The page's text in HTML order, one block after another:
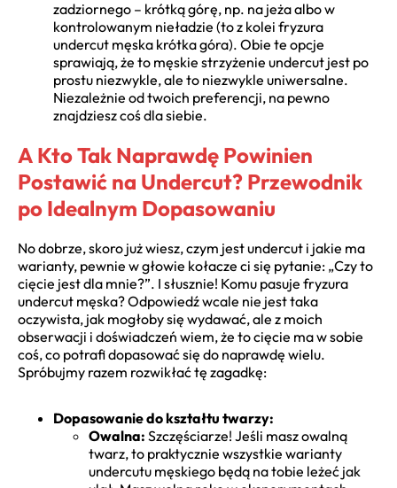
zadziornego – krótką górę, np. na jeża albo w
kontrolowanym nieładzie (to z kolei fryzura
undercut męska krótka góra). Obie te opcje
sprawiają, że to męskie strzyżenie undercut jest po
prostu niezwykle, ale to niezwykle uniwersalne.
Niezależnie od twoich preferencji, na pewno
znajdziesz coś dla siebie.
A Kto Tak Naprawdę Powinien
Postawić na Undercut? Przewodnik
po Idealnym Dopasowaniu
No dobrze, skoro już wiesz, czym jest undercut i jakie ma
warianty, pewnie w głowie kołacze ci się pytanie: „Czy to
cięcie jest dla mnie?”. I słusznie! Komu pasuje fryzura
undercut męska? Odpowiedź wcale nie jest taka
oczywista, jak mogłoby się wydawać, ale z moich
obserwacji i doświadczeń wiem, że to cięcie ma w sobie
coś, co potrafi dopasować się do naprawdę wielu.
Spróbujmy razem rozwikłać tę zagadkę:
Dopasowanie do kształtu twarzy:
Owalna: Szczęściarze! Jeśli masz owalną
twarz, to praktycznie wszystkie warianty
undercutu męskiego będą na tobie leżeć jak